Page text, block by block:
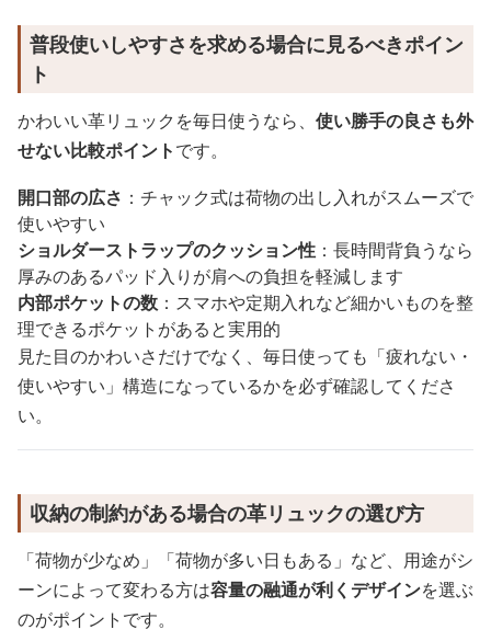
普段使いしやすさを求める場合に見るべきポイン
ト
かわいい革リュックを毎日使うなら、 使い勝手の良さも外
せない比較ポイントです。
開口部の広さ ：チャック式は荷物の出し入れがスムーズで
使いやすい
ショルダーストラップのクッション性 ：長時間背負うなら
厚みのあるパッド入りが肩への負担を軽減します
内部ポケットの数 ：スマホや定期入れなど細かいものを整
理できるポケットがあると実用的
見た目のかわいさだけでなく、毎日使っても「疲れない・
使いやすい」構造になっているかを必ず確認してくださ
い。
収納の制約がある場合の革リュックの選び方
「荷物が少なめ」「荷物が多い日もある」など、用途がシ
ーンによって変わる方は容量の融通が利くデザインを選ぶ
のがポイントです。